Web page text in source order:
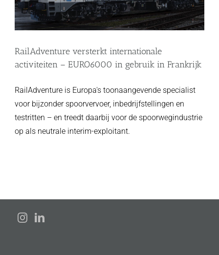
RailAdventure versterkt internationale
activiteiten – EURO6000 in gebruik in Frankrijk
RailAdventure is Europa's toonaangevende specialist
voor bijzonder spoorvervoer, inbedrijfstellingen en
testritten – en treedt daarbij voor de spoorwegindustrie
op als neutrale interim-exploitant.